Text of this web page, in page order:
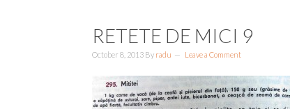
RETETE DE MICI 9
October 8, 2013 By radu Leave a Comment